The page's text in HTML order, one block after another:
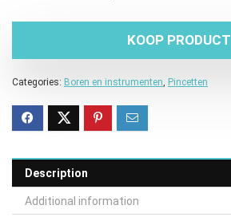
KOOP PRODUCT
Categories: Boren en instrumenten Pincetten
Description
Additional information